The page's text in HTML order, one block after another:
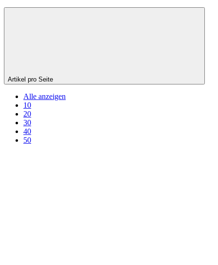
Artikel pro Seite
Alle anzeigen
10
20
30
40
50